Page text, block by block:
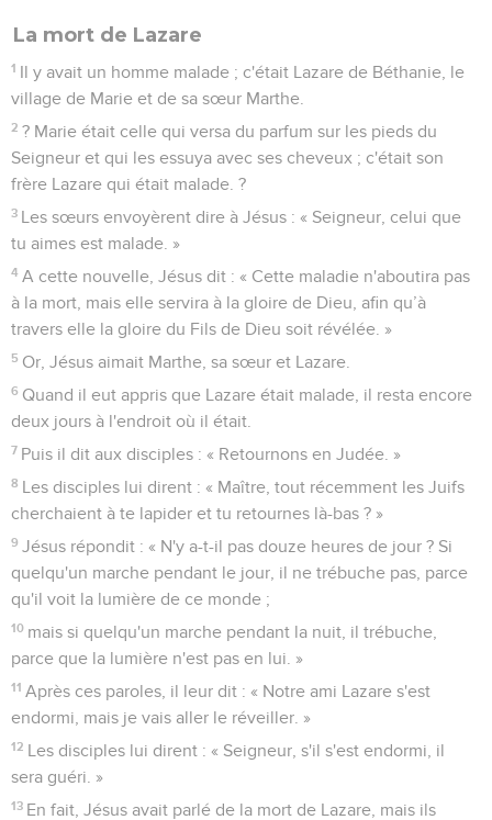
La mort de Lazare
1 Il y avait un homme malade ; c'était Lazare de Béthanie, le
village de Marie et de sa sœur Marthe.
2 ? Marie était celle qui versa du parfum sur les pieds du
Seigneur et qui les essuya avec ses cheveux ; c'était son
frère Lazare qui était malade. ?
3 Les sœurs envoyèrent dire à Jésus : « Seigneur, celui que
tu aimes est malade. »
4 A cette nouvelle, Jésus dit : « Cette maladie n'aboutira pas
à la mort, mais elle servira à la gloire de Dieu, afin qu’à
travers elle la gloire du Fils de Dieu soit révélée. »
5 Or, Jésus aimait Marthe, sa sœur et Lazare.
6 Quand il eut appris que Lazare était malade, il resta encore
deux jours à l'endroit où il était.
7 Puis il dit aux disciples : « Retournons en Judée. »
8 Les disciples lui dirent : « Maître, tout récemment les Juifs
cherchaient à te lapider et tu retournes là-bas ? »
9 Jésus répondit : « N'y a-t-il pas douze heures de jour ? Si
quelqu'un marche pendant le jour, il ne trébuche pas, parce
qu'il voit la lumière de ce monde ;
10 mais si quelqu'un marche pendant la nuit, il trébuche,
parce que la lumière n'est pas en lui. »
11 Après ces paroles, il leur dit : « Notre ami Lazare s'est
endormi, mais je vais aller le réveiller. »
12 Les disciples lui dirent : « Seigneur, s'il s'est endormi, il
sera guéri. »
13 En fait, Jésus avait parlé de la mort de Lazare, mais ils